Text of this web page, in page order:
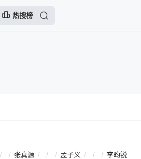
热搜榜
/ / 张真源 / / / 孟子义 / / / 李昀锐